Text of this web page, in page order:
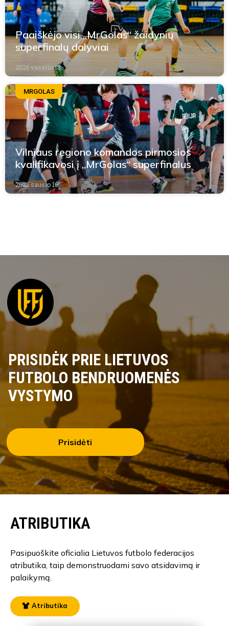
Paaiškėjo visi „MrGolas“ žaidynių
superfinalų dalyviai
2026 vasario 13
MRGOLAS
Vilniaus regiono komandos pirmosios
kvalifikavosi į „MrGolas“ superfinalus
2026 sausio 16
PRISIDĖK PRIE LIETUVOS
FUTBOLO BENDRUOMENĖS
VYSTYMO
Prisidėti
ATRIBUTIKA
Pasipuoškite oficialia Lietuvos futbolo federacijos
atributika, taip demonstruodami savo atsidavimą ir
palaikymą.
Atributika